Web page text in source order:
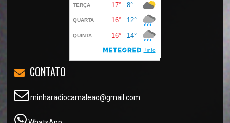
CONTATO
minharadiocamaleao@gmail.com